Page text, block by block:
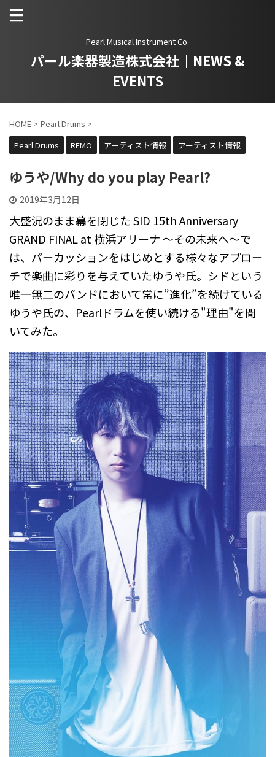
Pearl Musical Instrument Co.
パール楽器製造株式会社｜NEWS &
EVENTS
HOME > Pearl Drums >
Pearl Drums
REMO アーティスト情報 アーティスト情報
ゆうや/Why do you play Pearl?
2019年3月12日
大盛況のまま幕を閉じた SID 15th Anniversary
GRAND FINAL at 横浜アリーナ 〜その未来へ〜で
は、パーカッションをはじめとする様々なアプロー
チで楽曲に彩りを与えていたゆうや氏。シドという
唯一無二のバンドにおいて常に”進化”を続けている
ゆうや氏の、Pearlドラムを使い続ける"理由"を聞
いてみた。